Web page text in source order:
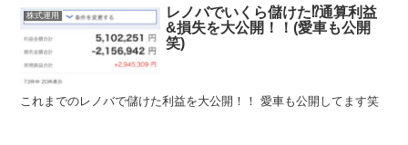
株式運用
レノバでいくら儲けた⁉︎通算利益
&損失を大公開！！(愛車も公開
笑)
これまでのレノバで儲けた利益を大公開！！ 愛車も公開してます笑